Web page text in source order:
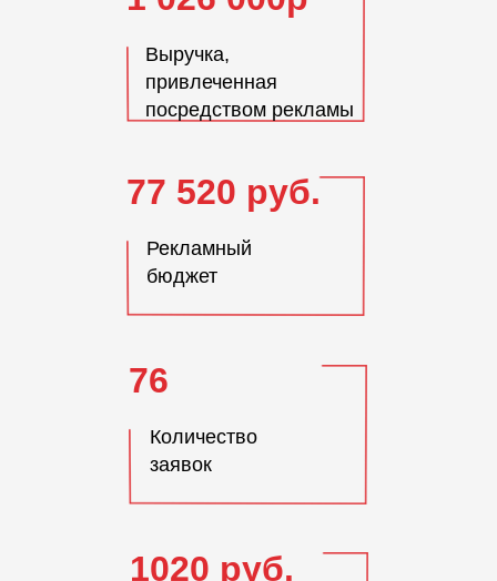
Выручка,
привлеченная
посредством рекламы
77 520 руб.
Рекламный
бюджет
76
Количество
заявок
1020 руб.